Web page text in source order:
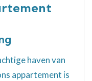
haven van
appartement is